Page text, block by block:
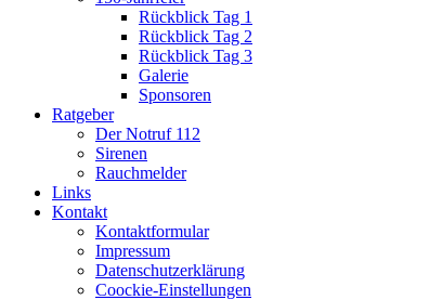
Rückblick Tag 1
Rückblick Tag 2
Rückblick Tag 3
Galerie
Sponsoren
Ratgeber
Der Notruf 112
Sirenen
Rauchmelder
Links
Kontakt
Kontaktformular
Impressum
Datenschutzerklärung
Coockie-Einstellungen